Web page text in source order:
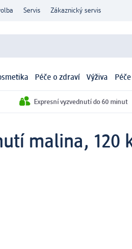
Servis Zákaznický servis
Péče o zdraví Výživa
Expresní vyzvednutí do 60 minut
malina, 120